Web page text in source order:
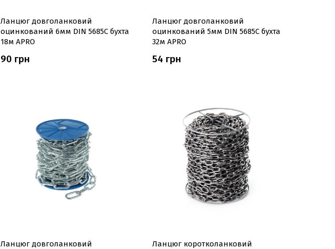
Ланцюг довголанковий
оцинкований 6мм DIN 5685C бухта
18м APRO
90 грн
Ланцюг довголанковий
оцинкований 5мм DIN 5685C бухта
32м APRO
54 грн
Ланцюг довголанковий
Ланцюг коротколанковий